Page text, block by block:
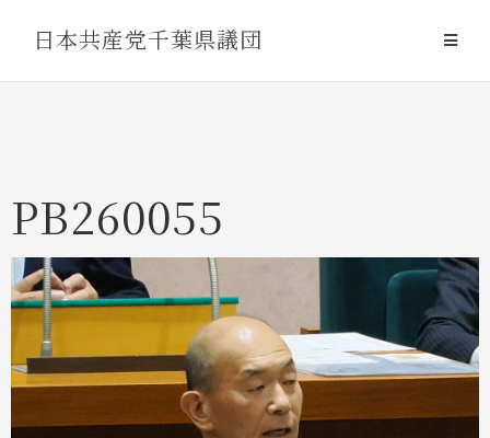
日本共産党千葉県議団
PB260055